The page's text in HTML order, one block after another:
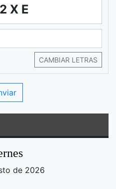
CAMBIAR LETRAS
de 2026